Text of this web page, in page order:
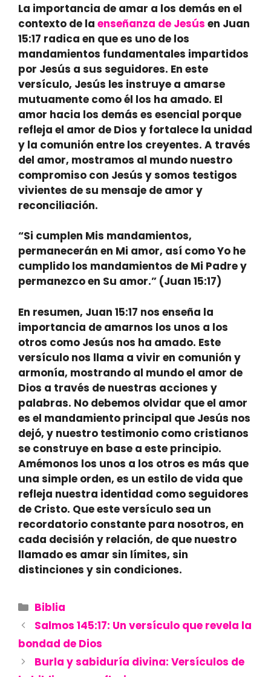
La importancia de amar a los demás en el
contexto de la enseñanza de Jesús en Juan
15:17 radica en que es uno de los
mandamientos fundamentales impartidos
por Jesús a sus seguidores. En este
versículo, Jesús les instruye a amarse
mutuamente como él los ha amado. El
amor hacia los demás es esencial porque
refleja el amor de Dios y fortalece la unidad
y la comunión entre los creyentes. A través
del amor, mostramos al mundo nuestro
compromiso con Jesús y somos testigos
vivientes de su mensaje de amor y
reconciliación.
“Si cumplen Mis mandamientos,
permanecerán en Mi amor, así como Yo he
cumplido los mandamientos de Mi Padre y
permanezco en Su amor.” (Juan 15:17)
En resumen, Juan 15:17 nos enseña la
importancia de amarnos los unos a los
otros como Jesús nos ha amado. Este
versículo nos llama a vivir en comunión y
armonía, mostrando al mundo el amor de
Dios a través de nuestras acciones y
palabras. No debemos olvidar que el amor
es el mandamiento principal que Jesús nos
dejó, y nuestro testimonio como cristianos
se construye en base a este principio.
Amémonos los unos a los otros es más que
una simple orden, es un estilo de vida que
refleja nuestra identidad como seguidores
de Cristo. Que este versículo sea un
recordatorio constante para nosotros, en
cada decisión y relación, de que nuestro
llamado es amar sin límites, sin
distinciones y sin condiciones.
Categories
Biblia
Salmos 145:17: Un versículo que revela la
bondad de Dios
Burla y sabiduría divina: Versículos de